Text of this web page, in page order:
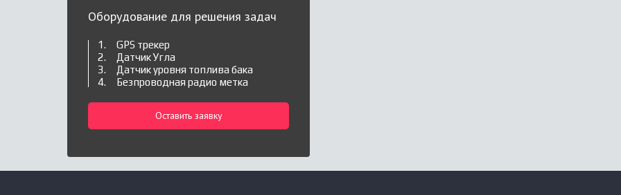
Оборудование для решения задач
GPS трекер
Датчик Угла
Датчик уровня топлива бака
Безпроводная радио метка
Оставить заявку